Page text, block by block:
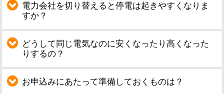
電力会社を切り替えると停電は起きやすくなりま
すか？
どうして同じ電気なのに安くなったり高くなった
りするの？
お申込みにあたって準備しておくものは？